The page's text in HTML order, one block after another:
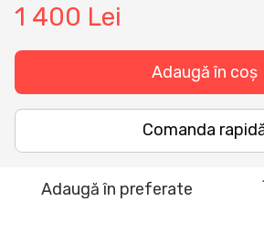
1 400 Lei
Adaugă în coș
Comanda
Adaugă în preferate